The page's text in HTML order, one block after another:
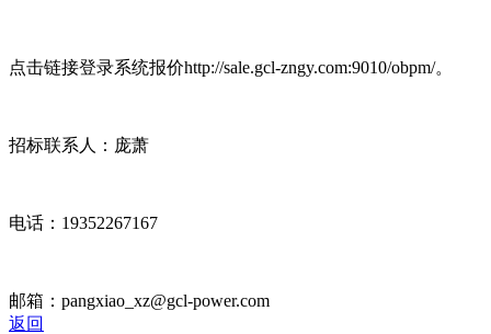
点击链接登录系统报价http://sale.gcl-zngy.com:9010/obpm/。
招标联系人：庞萧
电话：19352267167
邮箱：pangxiao_xz@gcl-power.com
返回